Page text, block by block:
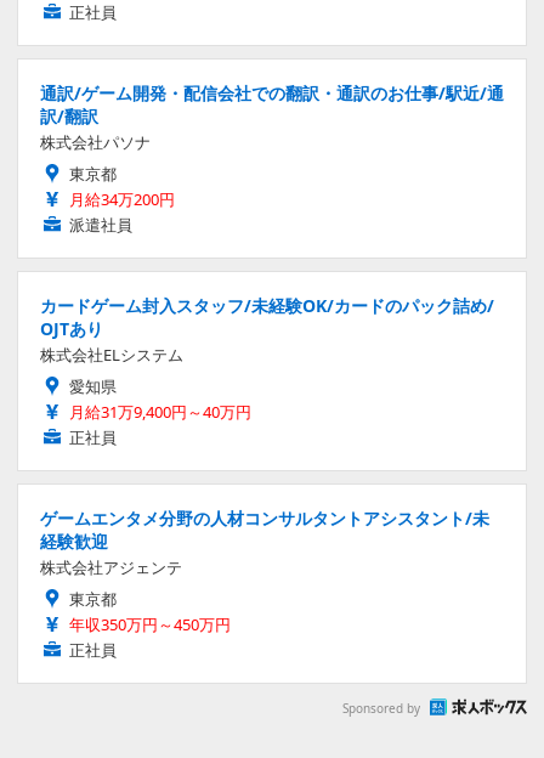
正社員
通訳/ゲーム開発・配信会社での翻訳・通訳のお仕事/駅近/通
訳/翻訳
株式会社パソナ
東京都
月給34万200円
派遣社員
カードゲーム封入スタッフ/未経験OK/カードのパック詰め/
OJTあり
株式会社ELシステム
愛知県
月給31万9,400円～40万円
正社員
ゲームエンタメ分野の人材コンサルタントアシスタント/未
経験歓迎
株式会社アジェンテ
東京都
年収350万円～450万円
正社員
Sponsored by